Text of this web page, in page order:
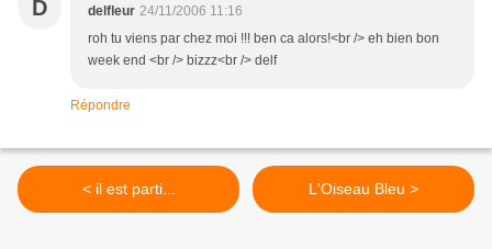
D delfleur 24/11/2006 11:16
roh tu viens par chez moi !!! ben ca alors!<br /> eh bien bon
week end <br /> bizzz<br /> delf
Répondre
< il est parti... L'Oiseau Bleu >